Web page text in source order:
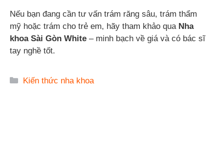
Nếu bạn đang cần tư vấn trám răng sâu, trám thẩm
mỹ hoặc trám cho trẻ em, hãy tham khảo qua Nha
khoa Sài Gòn White – minh bạch về giá và có bác sĩ
tay nghề tốt.
Danh
Kiến thức nha khoa